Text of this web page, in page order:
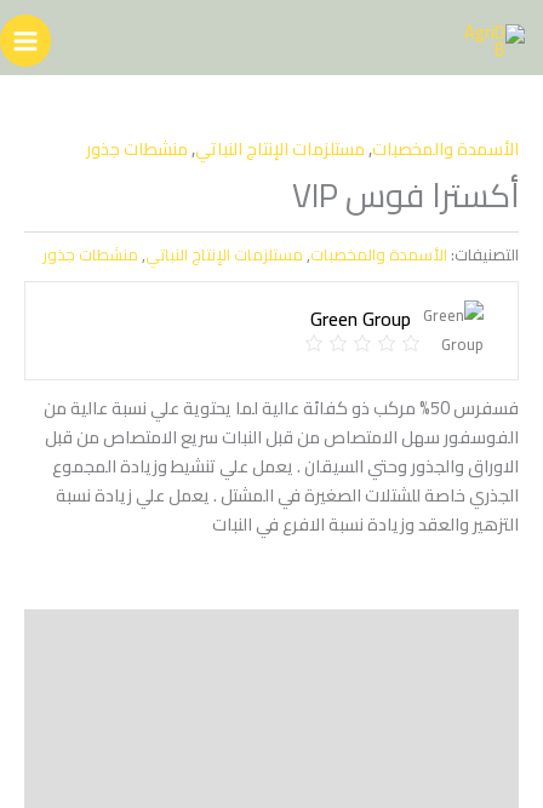
إلى
المحتوى
الأسمدة والمخصبات,مستلزمات الإنتاج النباتي,منشطات جذور
أكسترا فوس VIP
التصنيفات: الأسمدة والمخصبات,مستلزمات الإنتاج النباتي,منشطات جذور
Green Group
فسفرس 50% مركب ذو كفائة عالية لما يحتوية علي نسبة عالية من
الفوسفور سهل الامتصاص من قبل النبات سريع الامتصاص من قبل
الاوراق والجذور وحتي السيقان . يعمل علي تنشيط وزيادة المجموع
الجذري خاصة للشتلات الصغيرة في المشتل . يعمل علي زيادة نسبة
التزهير والعقد وزيادة نسبة الافرع في النبات